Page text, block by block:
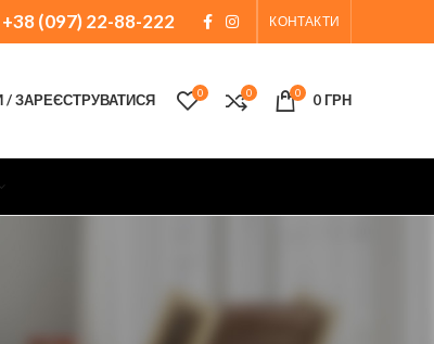
+38 (097) 22-88-222 КОНТАКТИ
/ ЗАРЕЄСТРУВАТИСЯ 0 0 0 0ГРН